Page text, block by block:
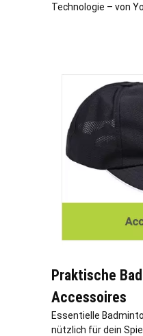
Technologie – von
Praktische
Accessoires
Essentielle
nützlich für dein